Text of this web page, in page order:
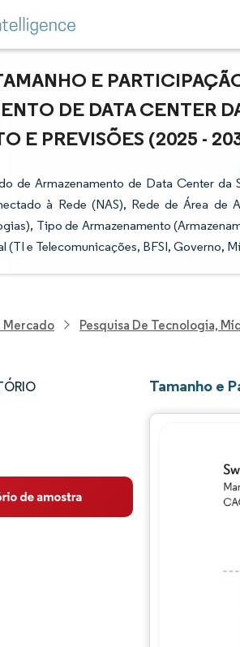
E
DE DATA CENTER
E PREVISÕES (2025 -
de Armazenamento de Data Center da
à Rede (NAS), Rede de Área de
Tipo de Armazenamento
(TI e Telecomunicações, BFSI, Governo,
Mercado Pesquisa De Tecnologia,
de Mercado
Tamanho e